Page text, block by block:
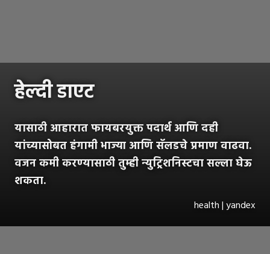
हेल्दी डाएट
यासाठी आहारात फायबरयुक्त पदार्थ आणि दही
यांच्यासोबत हंगामी भाज्या आणि सॅलडचे प्रमाण वाढवा.
वजन कमी करण्यासाठी तुम्ही न्युट्रिशनिस्टचा सल्ला घेऊ
शकता.
health | yandex